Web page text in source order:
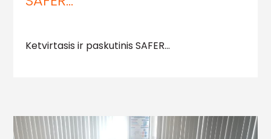
Ketvirtasis ir paskutinis SAFER…